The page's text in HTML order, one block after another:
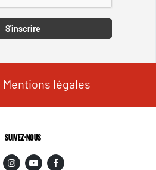
S'inscrire
Mentions légales
SUIVEZ-NOUS